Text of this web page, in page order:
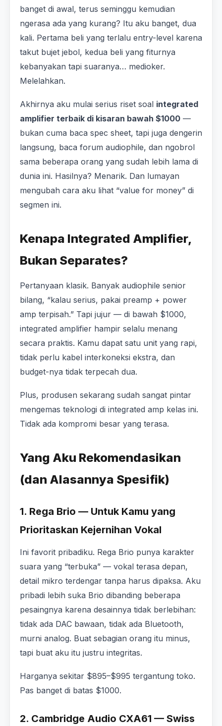
banget di awal, terus seminggu kemudian
ngerasa ada yang kurang? Itu aku banget, dua
kali. Pertama beli yang terlalu entry-level karena
takut bujet jebol, kedua beli yang fiturnya
kebanyakan tapi suaranya… medioker.
Melelahkan.
Akhirnya aku mulai serius riset soal integrated
amplifier terbaik di kisaran bawah $1000 —
bukan cuma baca spec sheet, tapi juga dengerin
langsung, baca forum audiophile, dan ngobrol
sama beberapa orang yang sudah lebih lama di
dunia ini. Hasilnya? Menarik. Dan lumayan
mengubah cara aku lihat “value for money” di
segmen ini.
Kenapa Integrated Amplifier,
Bukan Separates?
Pertanyaan klasik. Banyak audiophile senior
bilang, “kalau serius, pakai preamp + power
amp terpisah.” Tapi jujur — di bawah $1000,
integrated amplifier hampir selalu menang
secara praktis. Kamu dapat satu unit yang rapi,
tidak perlu kabel interkoneksi ekstra, dan
budget-nya tidak terpecah dua.
Plus, produsen sekarang sudah sangat pintar
mengemas teknologi di integrated amp kelas ini.
Tidak ada kompromi besar yang terasa.
Yang Aku Rekomendasikan
(dan Alasannya Spesifik)
1. Rega Brio — Untuk Kamu yang
Prioritaskan Kejernihan Vokal
Ini favorit pribadiku. Rega Brio punya karakter
suara yang “terbuka” — vokal terasa depan,
detail mikro terdengar tanpa harus dipaksa. Aku
pribadi lebih suka Brio dibanding beberapa
pesaingnya karena desainnya tidak berlebihan:
tidak ada DAC bawaan, tidak ada Bluetooth,
murni analog. Buat sebagian orang itu minus,
tapi buat aku itu justru integritas.
Harganya sekitar $895–$995 tergantung toko.
Pas banget di batas $1000.
2. Cambridge Audio CXA61 — Swiss